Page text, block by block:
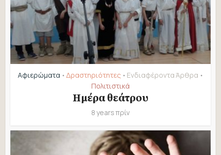
Αφιερώματα • Δραστηριότητες • Ενδιαφέροντα Άρθρα •
Πολιτιστικά
Ημέρα θεάτρου
8 years πρίν